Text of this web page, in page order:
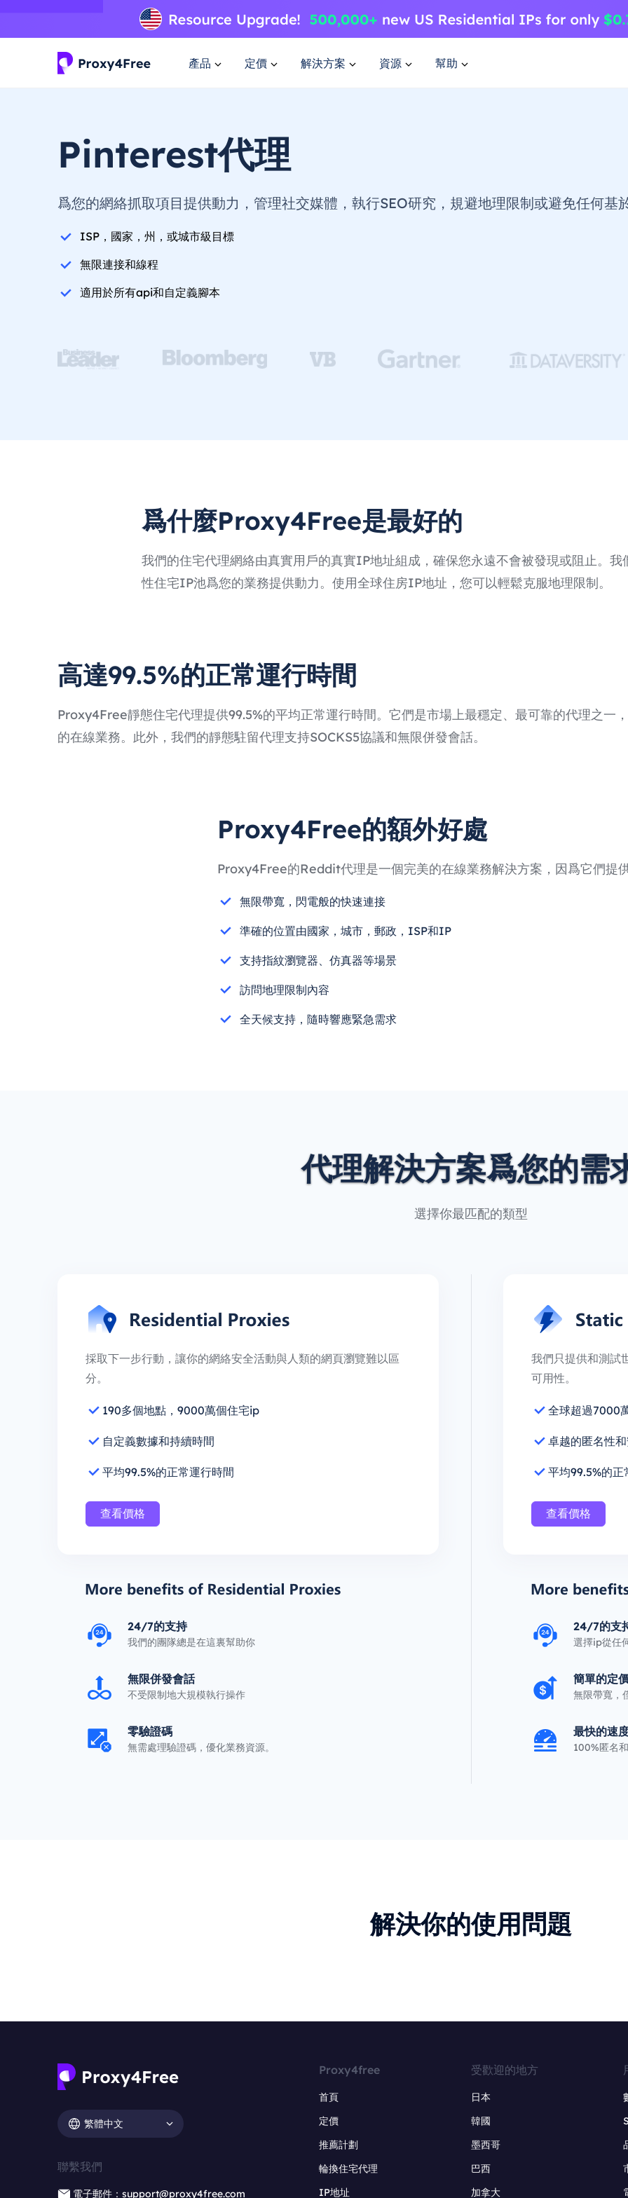
產品 定價 解決方案 資源 幫助
Pinterest代理
爲您的網絡抓取項目提供動力，管理社交媒體，執行SEO研究，規避地理限制或避免任何基
ISP，國家，州，或城市級目標
無限連接和線程
適用於所有api和自定義腳本
爲什麼Proxy4Free是最好的
我們的住宅代理網絡由真實用戶的真實IP地址組成，確保您永遠不會被發現或阻止。
性住宅IP池爲您的業務提供動力。使用全球住房IP地址，您可以輕鬆克服地理限制。
高達99.5%的正常運行時間
Proxy4Free靜態住宅代理提供99.5%的平均正常運行時間。它們是市場上最穩定、最可靠的代理之一
的在線業務。此外，我們的靜態駐留代理支持SOCKS5協議和無限併發會話。
Proxy4Free的額外好處
Proxy4Free的Reddit代理是一個完美的在線業務解決方案，因爲它們提
無限帶寬，閃電般的快速連接
準確的位置由國家，城市，郵政，ISP和IP
支持指紋瀏覽器、仿真器等場景
訪問地理限制內容
全天候支持，隨時響應緊急需求
代理解決方案爲您的需
選擇你最匹配的類型
採取下一步行動，讓你的網絡安全活動與人類的網頁瀏覽難以區
分。
190多個地點，9000萬個住宅ip
自定義數據和持續時間
平均99.5%的正常運行時間
查看價格
24/7的支持
我們的團隊總是在這裏幫助你
無限併發會話
不受限制地大規模執行操作
零驗證碼
無需處理驗證碼，優化業務資源。
我們只提供和測試
可用性。
全球超過7000
卓越的匿名性
平均99.5%的正
查看價格
24/7的支
選擇ip從任
簡單的定
無限帶寬，
最快的速
100%匿名
解決你的使用問題
繁體中文
聯繫我們
電子郵件：support@proxy4free.com
Proxy4free
首頁
定價
推薦計劃
輪換住宅代理
IP地址
受歡迎的地方
日本
韓國
墨西哥
巴西
加拿大